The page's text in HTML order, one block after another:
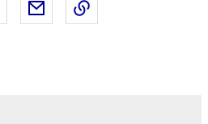
sur X
Partager sur LinkedIn
Partager par email